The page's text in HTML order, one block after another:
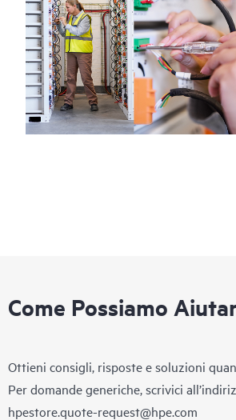
Come Possiamo
Ottieni consigli, risposte e soluzioni
Per domande generiche, scrivici
hpestore.quote-request@hpe.com